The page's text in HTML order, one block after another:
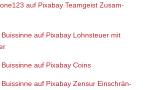
auf Pix­a­bayTeam­geist Zusam­
auf Pix­a­bayLohn­steu­er mit
auf Pix­a­bayCoins
auf Pix­a­bayZen­sur Ein­schrän­